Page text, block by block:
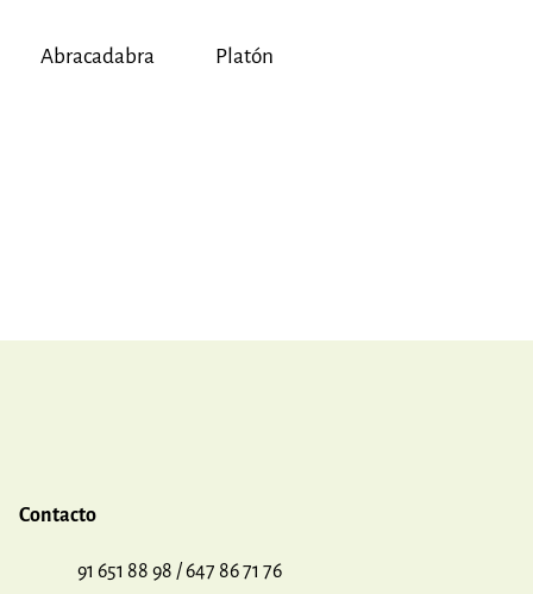
Abracadabra Platón
Contacto
91 651 88 98 / 647 86 71 76